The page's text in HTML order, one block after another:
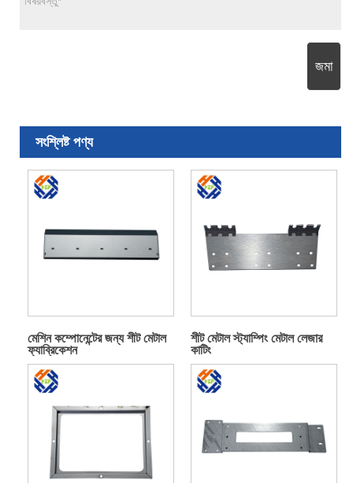
জমা
সংশ্লিষ্ট পণ্য
মেশিন কম্পোনেন্টের জন্য শীট মেটাল
ফ্যাব্রিকেশন
শীট মেটাল স্ট্যাম্পিং মেটাল লেজার
কাটিং